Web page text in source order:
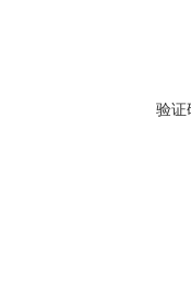
验证